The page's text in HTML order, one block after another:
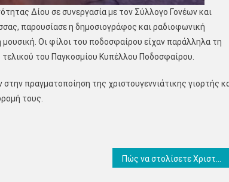
Δίου σε συνεργασία με τον Σύλλογο Γονέων και
παρουσίασε η δημοσιογράφος και ραδιοφωνική
Οι φίλοι του ποδοσφαίρου είχαν παράλληλα τη
του Παγκοσμίου Κυπέλλου Ποδοσφαίρου.
πραγματοποίηση της χριστουγεννιάτικης γιορτής
τους.